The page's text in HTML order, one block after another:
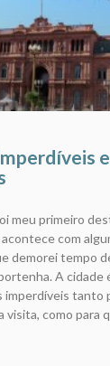
meu primeiro
com
demorei tempo
A cidade
tanto
visita, como para